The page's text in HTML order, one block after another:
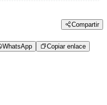
Compartir
WhatsApp Copiar enlace